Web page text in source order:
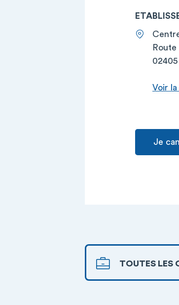
Voir
Je
TOUTES LES